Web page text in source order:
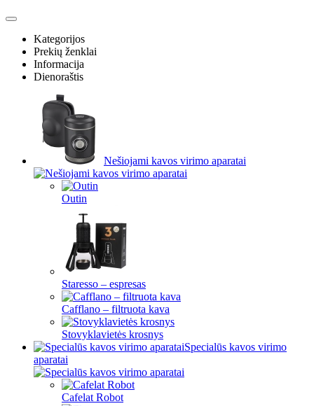
Kategorijos
Prekių ženklai
Informacija
Dienoraštis
Nešiojami kavos virimo aparatai
Outin
Staresso – espresas
Cafflano – filtruota kava
Stovyklavietės krosnys
Specialūs kavos virimo
aparatai
Cafelat Robot